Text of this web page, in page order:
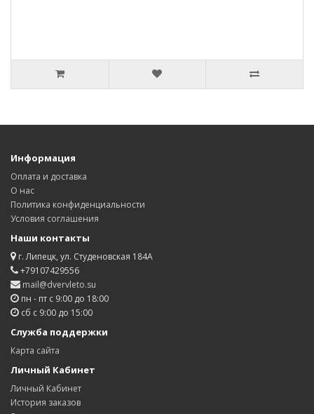
Информация
Оплата и доставка
О нас
Политика конфиденциальности
Условия соглашения
Наши контакты
г. Липецк, ул. Студеновская 184А
+79107429556
mail@dvervleto.su
пн - пт с 9:00 до 18:00
сб с 9:00 до 15:00
Служба поддержки
Карта сайта
Личный Кабинет
Личный Кабинет
История заказов